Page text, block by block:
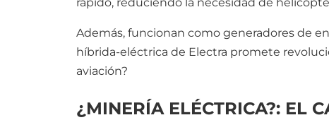
Además, funcionan como generadores de
híbrida-eléctrica de Electra promete
aviación?
¿MINERÍA ELÉCTRICA?: EL